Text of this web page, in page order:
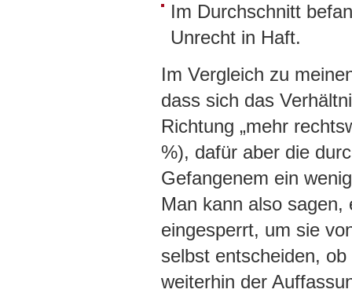
Im Durchschnitt
Unrecht in Haft.
Im Vergleich zu
dass sich das
Richtung „mehr
%), dafür aber die
Gefangenem ein
Man kann also
eingesperrt, um sie
selbst entscheiden,
weiterhin der